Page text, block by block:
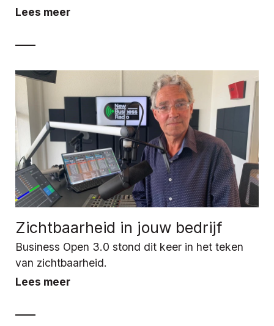
Lees meer
Zichtbaarheid in jouw bedrijf
Business Open 3.0 stond dit keer in het teken
van zichtbaarheid.
Lees meer